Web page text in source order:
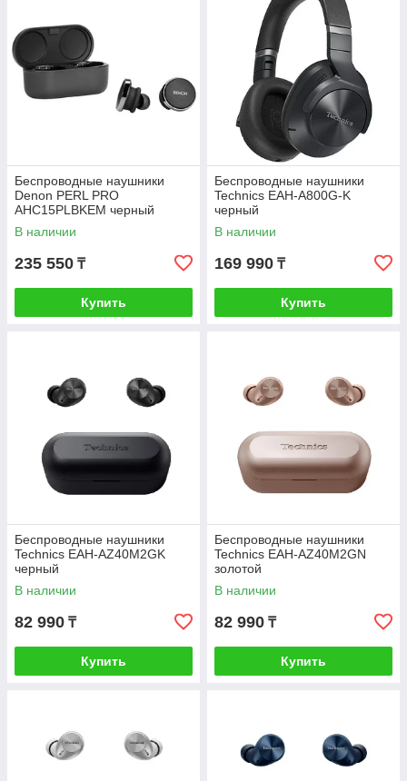
Беспроводные наушники
Denon PERL PRO
AHC15PLBKEM черный
В наличии
235 550 ₸
Купить
Беспроводные наушники
Technics EAH-A800G-K
черный
В наличии
169 990 ₸
Купить
Беспроводные наушники
Technics EAH-AZ40M2GK
черный
В наличии
82 990 ₸
Купить
Беспроводные наушники
Technics EAH-AZ40M2GN
золотой
В наличии
82 990 ₸
Купить